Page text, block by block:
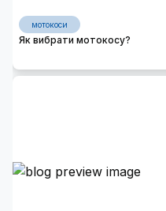
мотокоси
Як вибрати мотокосу?